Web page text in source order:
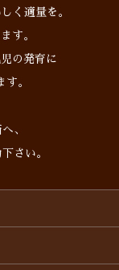
く適量を。
す。
の発育に
。
、
さい。